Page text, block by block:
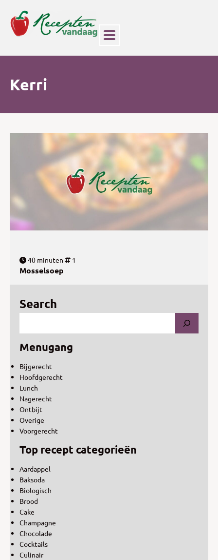
Kerri
40 minuten 1
Mosselsoep
Search
Menugang
Bijgerecht
Hoofdgerecht
Lunch
Nagerecht
Ontbijt
Overige
Voorgerecht
Top recept categorieën
Aardappel
Baksoda
Biologisch
Brood
Cake
Champagne
Chocolade
Cocktails
Culinair